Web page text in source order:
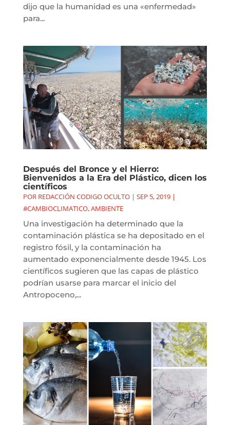
dijo que la humanidad es una «enfermedad»
para...
Después del Bronce y el Hierro:
Bienvenidos a la Era del Plástico, dicen los
científicos
POR REDACCIÓN CODIGO OCULTO| SEP 5, 2019|
#CAMBIOCLIMATICO,AMBIENTE
Una investigación ha determinado que la
contaminación plástica se ha depositado en el
registro fósil, y la contaminación ha
aumentado exponencialmente desde 1945. Los
científicos sugieren que las capas de plástico
podrían usarse para marcar el inicio del
Antropoceno,...